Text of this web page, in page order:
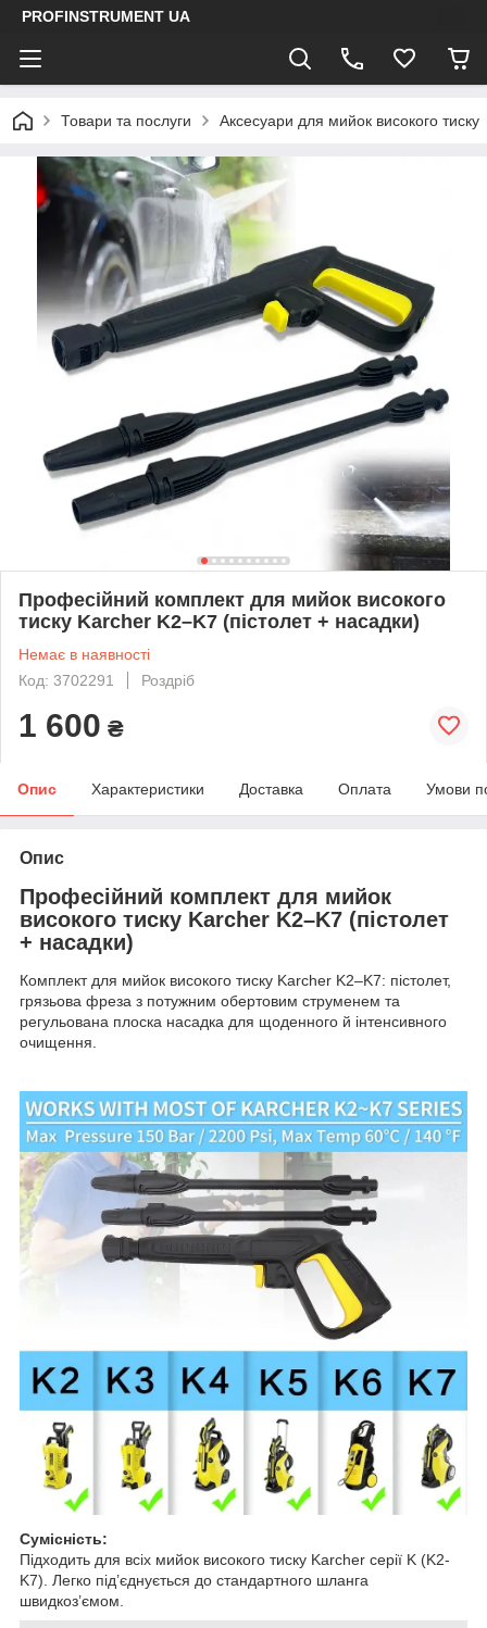
PROFINSTRUMENT UA
Товари та послуги Аксесуари для мийок високого тиску
Професійний комплект для мийок високого
тиску Karcher K2–K7 (пістолет + насадки)
Немає в наявності
Код: 3702291
Роздріб
1 600 ₴
Опис Характеристики Доставка Оплата Умови
Опис
Професійний комплект для мийок
високого тиску Karcher K2–K7 (пістолет
+ насадки)
Комплект для мийок високого тиску Karcher K2–K7: пістолет,
грязьова фреза з потужним обертовим струменем та
регульована плоска насадка для щоденного й інтенсивного
очищення.
Сумісність:
Підходить для всіх мийок високого тиску Karcher серії K (K2-
K7). Легко під’єднується до стандартного шланга
швидкоз’ємом.